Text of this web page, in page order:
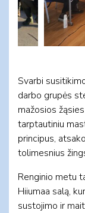
Svarbi
darbo grupės
mažosios
tarptautiniu
principus,
tolimesnius
Renginio metu
Hiiumaa salą,
sustojimo ir